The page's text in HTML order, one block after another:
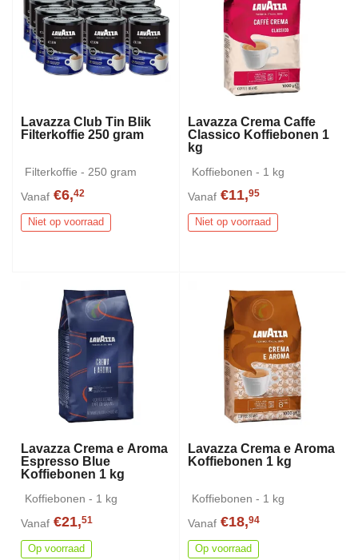
Lavazza Club Tin Blik
Filterkoffie 250 gram
Filterkoffie - 250 gram
Vanaf €6,42
Niet op voorraad
Lavazza Crema Caffe
Classico Koffiebonen 1
kg
Koffiebonen - 1 kg
Vanaf €11,95
Niet op voorraad
Lavazza Crema e Aroma
Espresso Blue
Koffiebonen 1 kg
Koffiebonen - 1 kg
Vanaf €21,51
Op voorraad
Lavazza Crema e Aroma
Koffiebonen 1 kg
Koffiebonen - 1 kg
Vanaf €18,94
Op voorraad